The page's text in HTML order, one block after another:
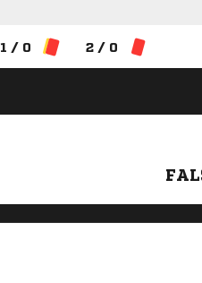
1 / 0 2 / 0